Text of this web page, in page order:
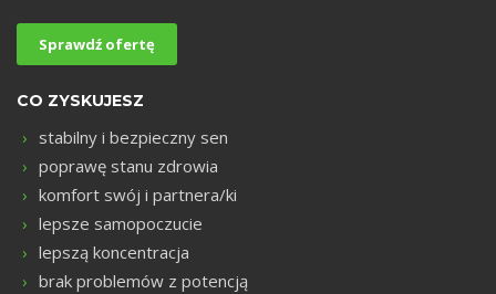
Sprawdź ofertę
CO ZYSKUJESZ
stabilny i bezpieczny sen
poprawę stanu zdrowia
komfort swój i partnera/ki
lepsze samopoczucie
lepszą koncentracja
brak problemów z potencją